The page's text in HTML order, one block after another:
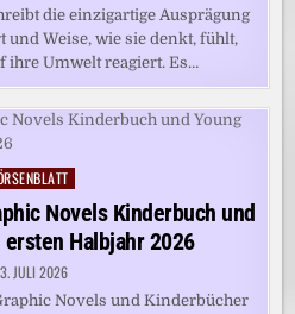
die einzigartige Ausprägung
und Weise, wie sie denkt, fühlt,
ihre Umwelt reagiert. Es…
Novels Kinderbuch und
Halbjahr 2026
JULI 2026
Novels und Kinderbücher